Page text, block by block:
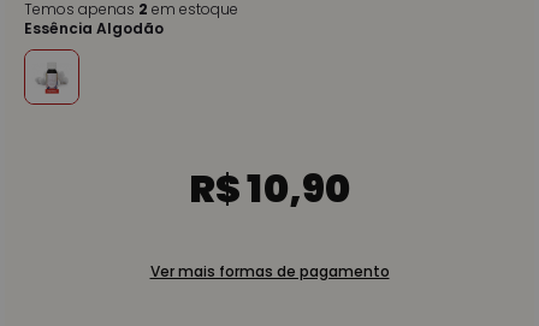
Temos apenas 2 em estoque
Essência Algodão
R$ 10,90
Ver mais formas de pagamento